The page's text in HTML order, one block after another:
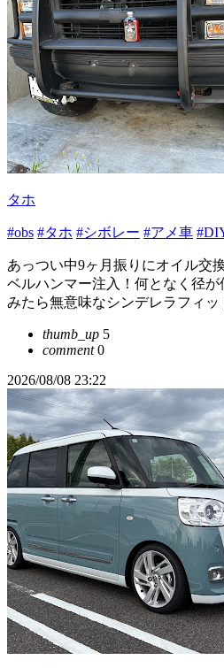
タホ
#obs #タホ #シボレー #アメ車
あっつい中9ヶ月振りにオイル交
ベルハンマー注入！何となく径
みたら無意味なシンデレラフィッ
thumb_up 5
comment0
2026/08/08 23:22